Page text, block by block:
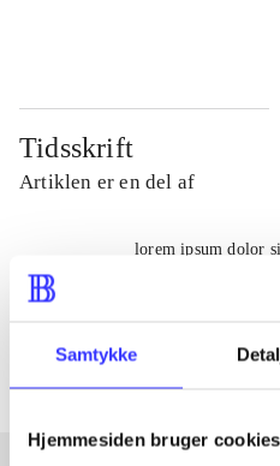
Samtykke
Hjemmesiden bruger cookies
Tidsskrift
Artiklen er en del af
lorem ipsum dolor